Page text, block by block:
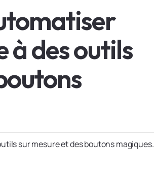
à des outils
sur mesure et des boutons magiques.